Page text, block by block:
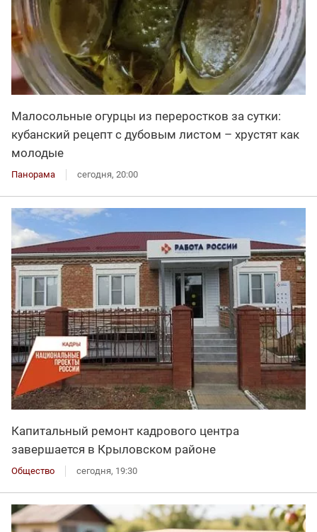
Малосольные огурцы из переростков за сутки:
кубанский рецепт с дубовым листом – хрустят как
молодые
Панорама сегодня, 20:00
Капитальный ремонт кадрового центра
завершается в Крыловском районе
Общество сегодня, 19:30